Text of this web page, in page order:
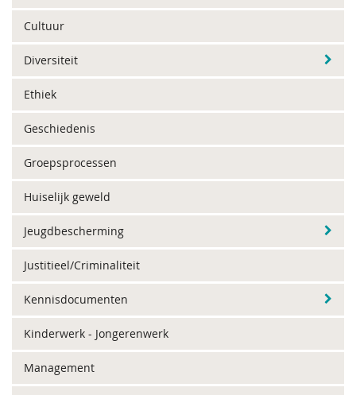
Cultuur
Diversiteit
Ethiek
Geschiedenis
Groepsprocessen
Huiselijk geweld
Jeugdbescherming
Justitieel/Criminaliteit
Kennisdocumenten
Kinderwerk - Jongerenwerk
Management